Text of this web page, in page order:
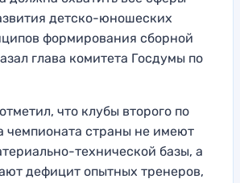
детско-юношеских
формирования сборной
глава комитета Госдумы по
что клубы второго по
чемпионата страны не имеют
технической базы, а
дефицит опытных тренеров,